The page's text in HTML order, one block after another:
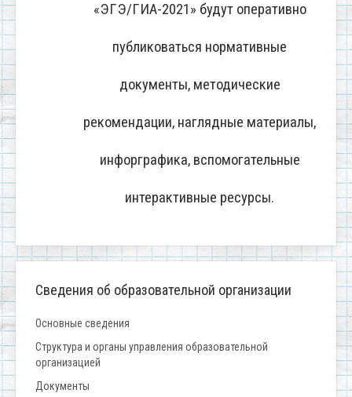
«ЭГЭ/ГИА-2021» будут оперативно
публиковаться нормативные
документы, методические
рекомендации, наглядные материалы,
инфорграфика, вспомогательные
интерактивные ресурсы.
Сведения об образовательной организации
Основные сведения
Структура и органы управления образовательной
организацией
Документы